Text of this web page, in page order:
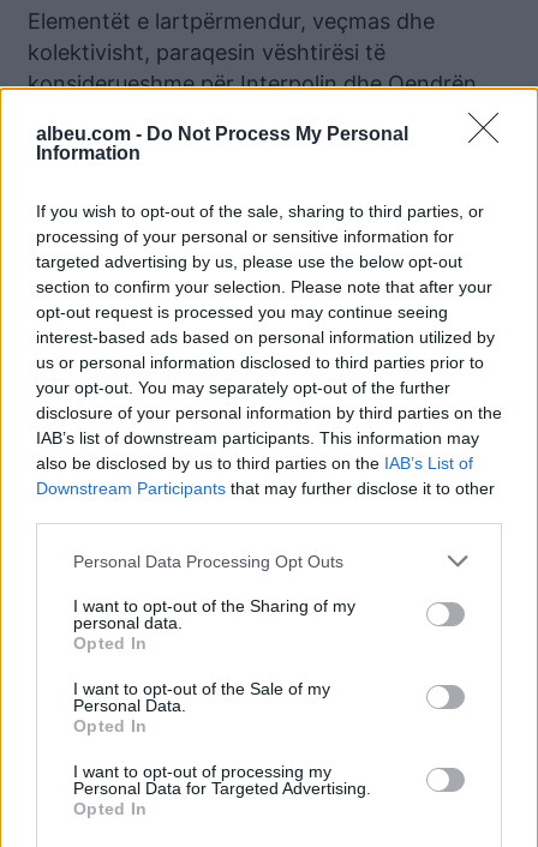
albeu.com - Do Not Process My Personal
Information
If you wish to opt-out of the sale, sharing to third parties, or
processing of your personal or sensitive information for
targeted advertising by us, please use the below opt-out
section to confirm your selection. Please note that after your
opt-out request is processed you may continue seeing
interest-based ads based on personal information utilized by
us or personal information disclosed to third parties prior to
your opt-out. You may separately opt-out of the further
disclosure of your personal information by third parties on the
IAB’s list of downstream participants. This information may
also be disclosed by us to third parties on the IAB’s List of
Downstream Participants that may further disclose it to other
Personal Data Processing Opt Outs
I want to opt-out of the Sharing of my
personal data.
Opted In
I want to opt-out of the Sale of my
Personal Data.
Opted In
I want to opt-out of processing my
Personal Data for Targeted Advertising.
Opted In
Elementët e lartpërmendur, veçmas dhe
kolektivisht, paraqesin vështirësi të
konsiderueshme për Interpolin dhe Qendrën
Varësinë nga Drogat, dy nga organizatat
zhvilluar një garë e gjatë midis trafikantëve të
drogës dhe forcave të rendit mbi teknikat e
trafikimit.
Trafikantët përballen me dy zgjedhje: ose
duhet të gjejnë rrugë të reja ose të zhvillojnë
teknika të reja që i bëjnë më të sofistikuara
metodat e tyre. Ndërkohë forcat e rendit duhet
të zhvillojnë strategji të reja ose të rritin
kapacitetin e tyre për zbulim ose parandalim.
industrinë e trafikut të drogës, përkon me
metodat e trafikimit që po bëhen gjithnjë e më
komplekse.
E gjitha kjo po ndodh në një kohë kur vëmendja
dhe burimet e Evropës janë përqendruar
kryesisht në adresimin e kërcënimit të sigurisë
që paraqet Rusia, gjë që e ka zbehur aftësinë e
Evropës për të luftuar krimin e organizuar,